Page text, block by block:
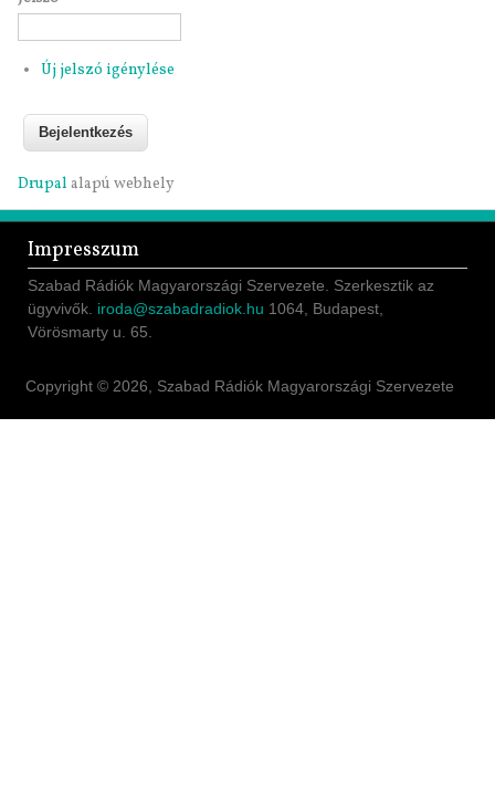
Új jelszó igénylése
Drupal alapú webhely
Impresszum
Szabad Rádiók Magyarországi Szervezete. Szerkesztik az
ügyvivők. iroda@szabadradiok.hu 1064, Budapest,
Vörösmarty u. 65.
Copyright © 2026, Szabad Rádiók Magyarországi Szervezete